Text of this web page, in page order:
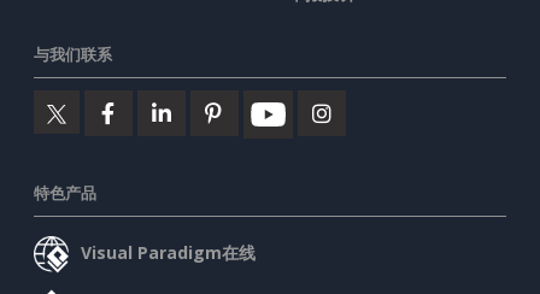
与我们联系
特色产品
Visual Paradigm在线